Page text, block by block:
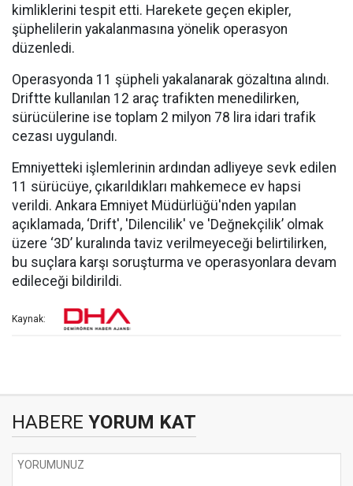
kimliklerini tespit etti. Harekete geçen ekipler,
şüphelilerin yakalanmasına yönelik operasyon
düzenledi.
Operasyonda 11 şüpheli yakalanarak gözaltına alındı.
Driftte kullanılan 12 araç trafikten menedilirken,
sürücülerine ise toplam 2 milyon 78 lira idari trafik
cezası uygulandı.
Emniyetteki işlemlerinin ardından adliyeye sevk edilen
11 sürücüye, çıkarıldıkları mahkemece ev hapsi
verildi. Ankara Emniyet Müdürlüğü'nden yapılan
açıklamada, ‘Drift', 'Dilencilik' ve 'Değnekçilik’ olmak
üzere ‘3D’ kuralında taviz verilmeyeceği belirtilirken,
bu suçlara karşı soruşturma ve operasyonlara devam
edileceği bildirildi.
Kaynak:
HABERE YORUM KAT